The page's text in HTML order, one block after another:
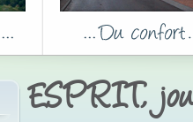
ESPRIT,